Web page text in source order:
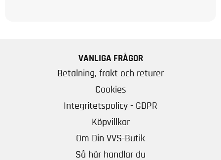
VANLIGA FRÅGOR
Betalning, frakt och returer
Cookies
Integritetspolicy - GDPR
Köpvillkor
Om Din VVS-Butik
Så här handlar du